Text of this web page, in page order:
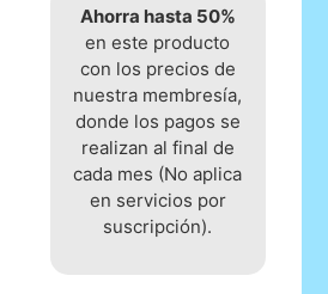
Ahorra hasta 50%
en este producto
con los precios de
nuestra membresía,
donde los pagos se
realizan al final de
cada mes (No aplica
en servicios por
suscripción).